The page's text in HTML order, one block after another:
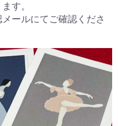
す。
ールにてご確認くださ